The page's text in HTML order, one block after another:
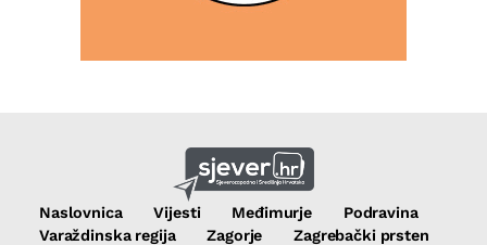
Naslovnica Vijesti Međimurje
Podravina
Varaždinska regija
Zagorje
Zagrebački prsten